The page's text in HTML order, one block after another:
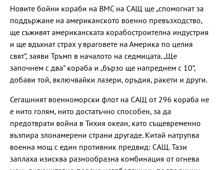
Новите бойни кораби на ВМС на САЩ ще „спомогнат за
поддържане на американското военно превъзходство,
ще съживят американската корабостроителна индустрия
и ще вдъхнат страх у враговете на Америка по целия
свят“, заяви Тръмп в началото на седмицата. „Ще
започнем с два“ ​​кораба и „бързо ще напреднем с 10“,
добави той, включвайки лазери, оръдия, ракети и други.
Сегашният военноморски флот на САЩ от 296 кораба не
е нито голям, нито достатъчно способен, за да
предотврати война в Тихия океан, като същевременно
възпира злонамерени страни другаде. Китай натрупва
военна мощ с един противник предвид: САЩ. Тази
заплаха изисква разнообразна комбинация от огнева